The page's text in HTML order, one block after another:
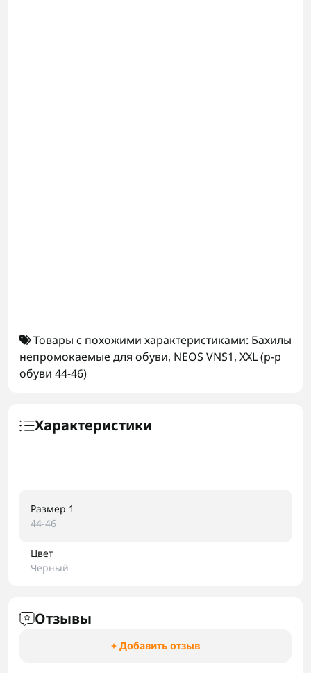
Товары с похожими характеристиками: Бахилы
непромокаемые для обуви, NEOS VNS1, XXL (р-р
обуви 44-46)
Характеристики
Размер 1
44-46
Цвет
Черный
Отзывы
+ Добавить отзыв